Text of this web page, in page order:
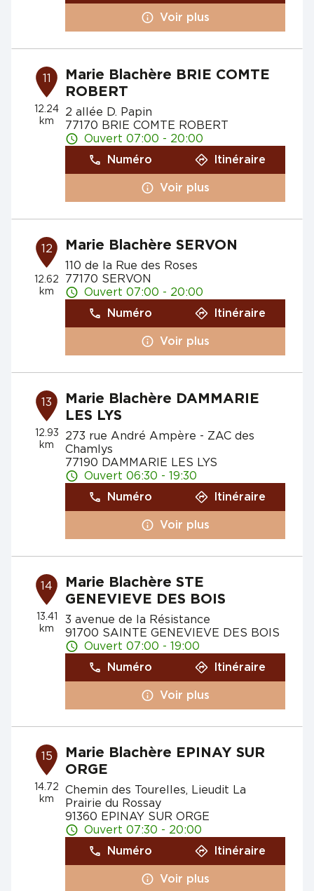
Voir plus
11
12.24
km
Marie Blachère BRIE COMTE
ROBERT
2 allée D. Papin
77170 BRIE COMTE ROBERT
Ouvert 07:00 - 20:00
Numéro
Itinéraire
Voir plus
12
12.62
km
Marie Blachère SERVON
110 de la Rue des Roses
77170 SERVON
Ouvert 07:00 - 20:00
Numéro
Itinéraire
Voir plus
13
12.93
km
Marie Blachère DAMMARIE
LES LYS
273 rue André Ampère - ZAC des
Chamlys
77190 DAMMARIE LES LYS
Ouvert 06:30 - 19:30
Numéro
Itinéraire
Voir plus
14
13.41
km
Marie Blachère STE
GENEVIEVE DES BOIS
3 avenue de la Résistance
91700 SAINTE GENEVIEVE DES BOIS
Ouvert 07:00 - 19:00
Numéro
Itinéraire
Voir plus
15
14.72
km
Marie Blachère EPINAY SUR
ORGE
Chemin des Tourelles, Lieudit La
Prairie du Rossay
91360 EPINAY SUR ORGE
Ouvert 07:30 - 20:00
Numéro
Itinéraire
Voir plus